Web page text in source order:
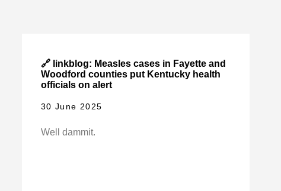
🔗 linkblog: Measles cases in Fayette and
Woodford counties put Kentucky health
officials on alert
30 June 2025
Well dammit.